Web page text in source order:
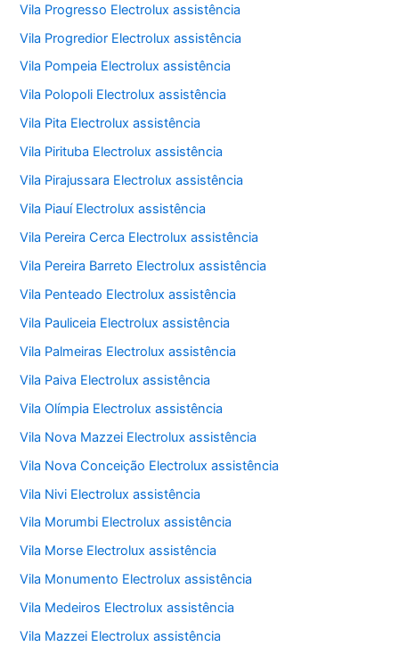
Vila Progresso Electrolux assistência
Vila Progredior Electrolux assistência
Vila Pompeia Electrolux assistência
Vila Polopoli Electrolux assistência
Vila Pita Electrolux assistência
Vila Pirituba Electrolux assistência
Vila Pirajussara Electrolux assistência
Vila Piauí Electrolux assistência
Vila Pereira Cerca Electrolux assistência
Vila Pereira Barreto Electrolux assistência
Vila Penteado Electrolux assistência
Vila Pauliceia Electrolux assistência
Vila Palmeiras Electrolux assistência
Vila Paiva Electrolux assistência
Vila Olímpia Electrolux assistência
Vila Nova Mazzei Electrolux assistência
Vila Nova Conceição Electrolux assistência
Vila Nivi Electrolux assistência
Vila Morumbi Electrolux assistência
Vila Morse Electrolux assistência
Vila Monumento Electrolux assistência
Vila Medeiros Electrolux assistência
Vila Mazzei Electrolux assistência